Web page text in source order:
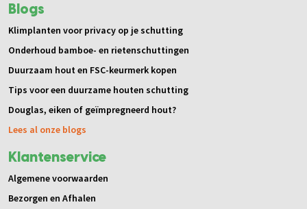
Blogs
Klimplanten voor privacy op je schutting
Onderhoud bamboe- en rietenschuttingen
Duurzaam hout en FSC-keurmerk kopen
Tips voor een duurzame houten schutting
Douglas, eiken of geïmpregneerd hout?
Lees al onze blogs
Klantenservice
Algemene voorwaarden
Bezorgen en Afhalen